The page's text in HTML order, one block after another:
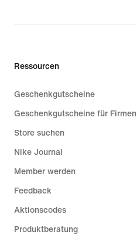
Ressourcen
Geschenkgutscheine
Geschenkgutscheine für Firmen
Store suchen
Nike Journal
Member werden
Feedback
Aktionscodes
Produktberatung